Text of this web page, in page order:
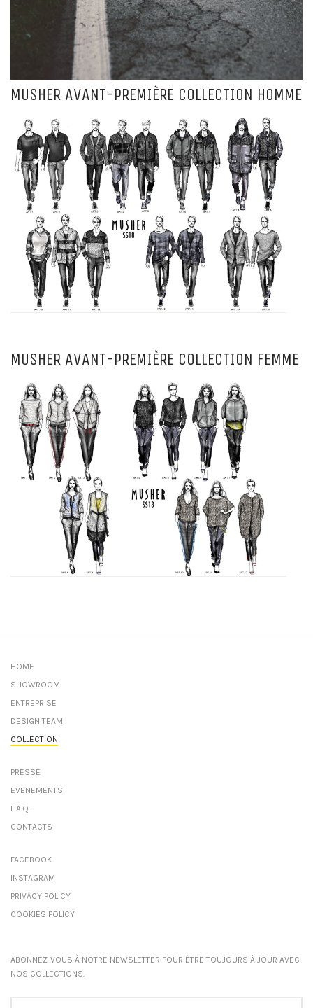
MUSHER AVANT-PREMIÈRE COLLECTION HOMME
MUSHER AVANT-PREMIÈRE COLLECTION FEMME
HOME
SHOWROOM
ENTREPRISE
DESIGN TEAM
COLLECTION
PRESSE
EVENEMENTS
F.A.Q.
CONTACTS
FACEBOOK
INSTAGRAM
PRIVACY POLICY
COOKIES POLICY
ABONNEZ-VOUS À NOTRE NEWSLETTER POUR ÊTRE TOUJOURS À JOUR AVEC
NOS COLLECTIONS.